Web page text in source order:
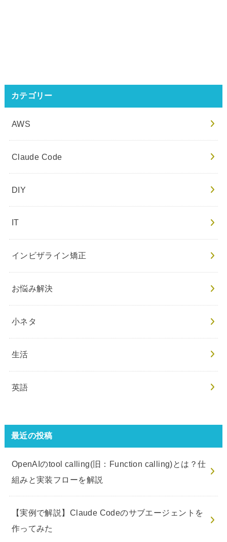
カテゴリー
AWS
Claude Code
DIY
IT
インビザライン矯正
お悩み解決
小ネタ
生活
英語
最近の投稿
OpenAIのtool calling(旧：Function calling)とは？仕
組みと実装フローを解説
【実例で解説】Claude Codeのサブエージェントを
作ってみた